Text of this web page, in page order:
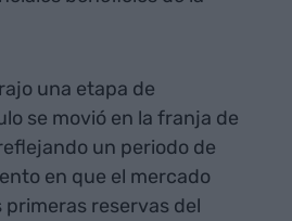
una etapa de
se movió en la franja de
un periodo de
en que el mercado
primeras reservas del